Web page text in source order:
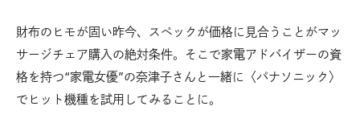
財布のヒモが固い昨今、スペックが価格に見合うことがマッ
サージチェア購入の絶対条件。そこで家電アドバイザーの資
格を持つ“家電女優”の奈津子さんと一緒に〈パナソニック〉
でヒット機種を試用してみることに。